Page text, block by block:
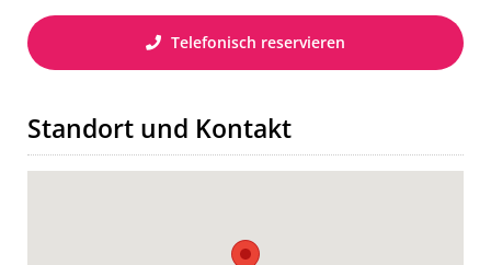
Telefonisch reservieren
Standort und Kontakt